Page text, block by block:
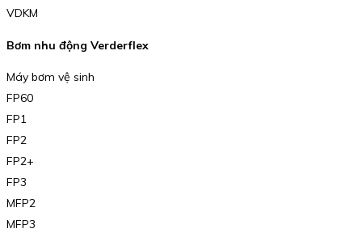
VDKM
Bơm nhu động Verderflex
Máy bơm vệ sinh
FP60
FP1
FP2
FP2+
FP3
MFP2
MFP3